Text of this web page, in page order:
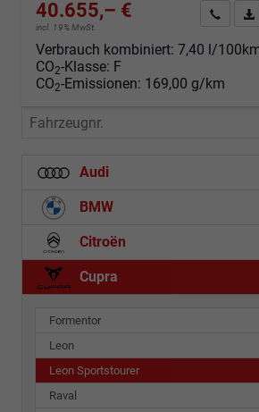
40.655,– €
incl. 19% MwSt.
Verbrauch kombiniert: 7,40 l/
CO2-Klasse: F
CO2-Emissionen: 169,00 g/km
Fahrzeugnr.
Audi
BMW
Citroën
Cupra
Formentor
Leon
Leon Sportstourer
Raval